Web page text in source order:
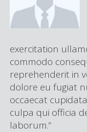
exercitation
commodo
reprehenderit in
dolore eu fugiat
occaecat
culpa qui officia
laborum.”